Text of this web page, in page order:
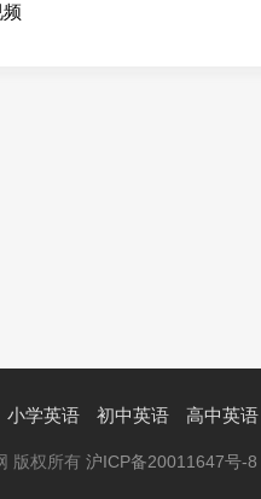
小学英语 初中英语 高中英语
版权所有 沪ICP备20011647号-8